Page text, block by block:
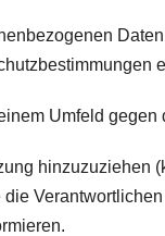
Umfeld
hinzuzuziehen